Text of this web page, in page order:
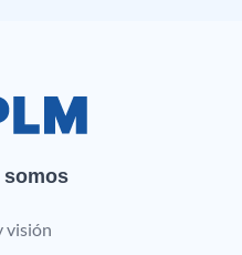
somos
visión